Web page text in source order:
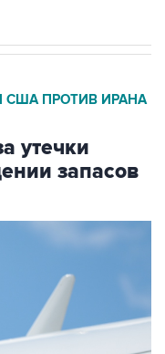
США ПРОТИВ ИРАНА
утечки
запасов